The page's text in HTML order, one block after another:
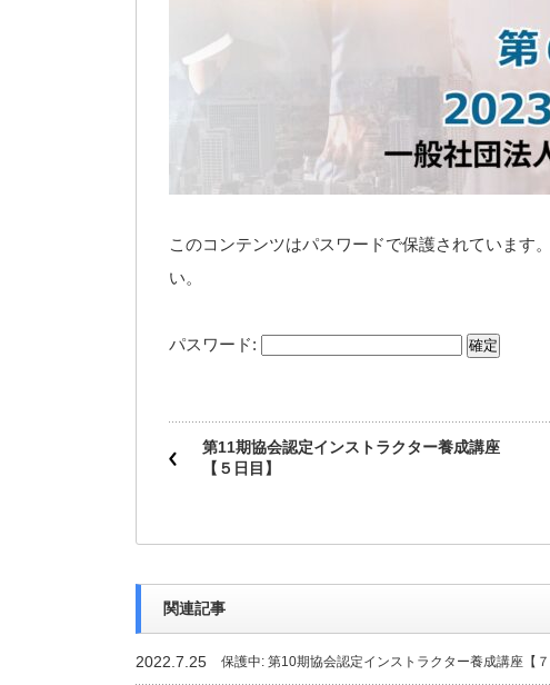
このコンテンツはパスワードで保護されています
い。
パスワード:
第11期協会認定インストラクター養成講座
【５日目】
関連記事
2022.7.25 保護中: 第10期協会認定インストラクター養成講座【７